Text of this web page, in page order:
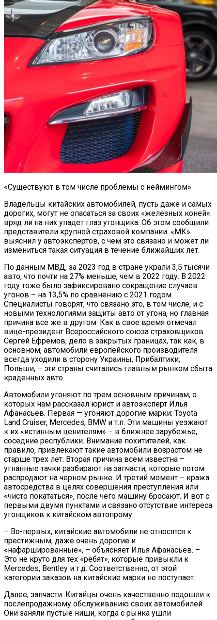
«Существуют в том числе проблемы с неймингом»
Владельцы китайских автомобилей, пусть даже и самых
дорогих, могут не опасаться за своих «железных коней»:
вряд ли на них упадет глаз угонщика. Об этом сообщили
представители крупной страховой компании. «МК»
выяснил у автоэкспертов, с чем это связано и может ли
измениться такая ситуация в течение ближайших лет.
По данным МВД, за 2023 год в стране украли 3,5 тысячи
авто, что почти на 27% меньше, чем в 2022 году. В 2022
году тоже было зафиксировано сокращение случаев
угонов – на 13,5% по сравнению с 2021 годом.
Специалисты говорят, что связано это, в том числе, и с
новыми технологиями защиты авто от угона, но главная
причина все же в другом. Как в свое время отмечал
вице-президент Всероссийского союза страховщиков
Сергей Ефремов, дело в закрытых границах, так как, в
основном, автомобили европейского производителя
всегда уходили в сторону Украины, Прибалтики,
Польши, – эти страны считались главным рынком сбыта
краденных авто.
Автомобили угоняют по трем основным причинам, о
которых нам рассказал юрист и автоэксперт Илья
Афанасьев. Первая — угоняют дорогие марки: Toyota
Land Cruiser, Mercedes, BMW и т.п. Эти машины уезжают
к их «истинным ценителям» – в ближнее зарубежье,
соседние республики. Внимание похитителей, как
правило, привлекают такие автомобили возрастом не
старше трех лет. Вторая причина всем известна –
угнанные тачки разбирают на запчасти, которые потом
распродают на черном рынке. И третий момент – кража
автосредства в целях совершения преступления или
«чисто покататься», после чего машину бросают. И вот с
первыми двумя пунктами и связано отсутствие интереса
угонщиков к китайском автопрому.
– Во-первых, китайские автомобили не относятся к
престижным, даже очень дорогие и
«нафаршированные», – объясняет Илья Афанасьев. –
Это не круто для тех «ребят», которые привыкли к
Mercedes, Bentley и т.д. Соответственно, от этой
категории заказов на китайские марки не поступает.
Далее, запчасти. Китайцы очень качественно подошли к
послепродажному обслуживанию своих автомобилей.
Они заняли пустые ниши, когда с рынка ушли